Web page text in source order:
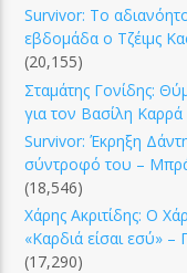
Survivor: Το
εβδομάδα ο Τζέιμς
(20,155)
Σταμάτης Γονίδης:
για τον Βασίλη
Survivor: Έκρηξη
σύντροφό του –
(18,546)
Χάρης Ακριτίδης: Ο
«Καρδιά είσαι εσύ»
(17,290)